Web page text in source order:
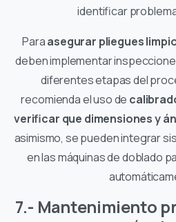
identificar
Paraasegurar pliegues
deben implementar
diferentes etapas del
recomienda el uso de
verificar que dimensiones y
asimismo, se pueden integrar
en las máquinas de doblado
7.- Mantenimiento